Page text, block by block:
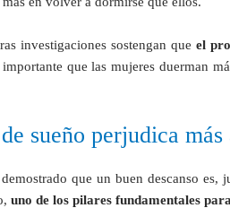
investigaciones sostengan que el
que las mujeres duerman
sueño perjudica más
que un buen descanso
uno de los pilares fundamentales